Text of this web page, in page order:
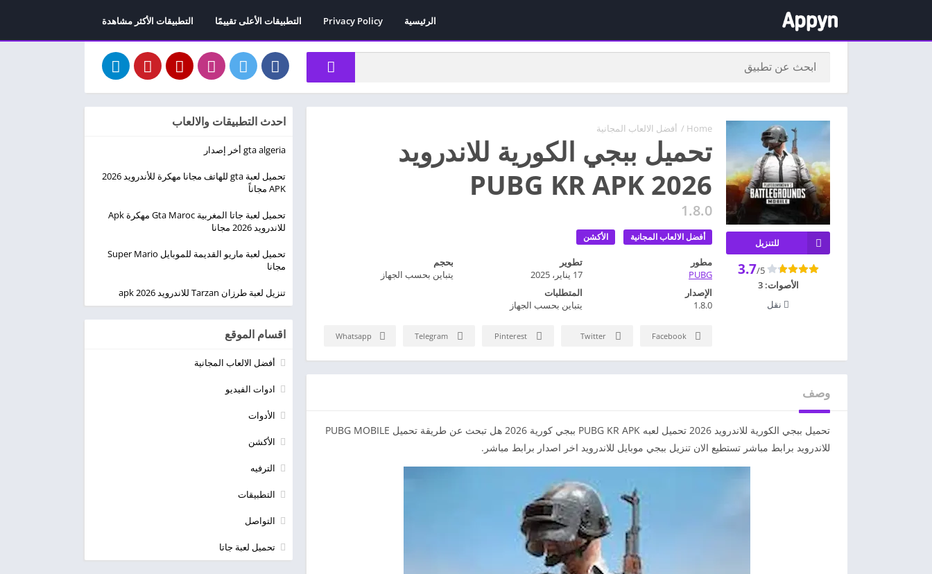
الرئيسية Privacy Policy التطبيقات الأعلى تقييمًا التطبيقات الأكثر مشاهدة
Home
/ أفضل الالعاب المجانية
تحميل ببجي الكورية للاندرويد
PUBG KR APK 2026
1.8.0
أفضل الالعاب المجانية الأكشن
للتنزيل
3.7/5
الأصوات:3
نقل
مطور
PUBG
تطوير
17 يناير، 2025
بحجم
يتباين بحسب الجهاز
الإصدار
1.8.0
المتطلبات
يتباين بحسب الجهاز
Facebook
Twitter
Pinterest
Telegram
Whatsapp
وصف
تحميل ببجي الكورية للاندرويد 2026 تحميل لعبه PUBG KR APK ببجي كورية 2026 هل تبحث عن طريقة تحميل PUBG MOBILE
للاندرويد برابط مباشر تستطيع الان تنزيل ببجي موبايل للاندرويد اخر اصدار برابط مباشر.
احدث التطبيقات والالعاب
gta algeria أخر إصدار
تحميل لعبة gta للهاتف مجانا مهكرة للأندرويد 2026
APK مجاناً
تحميل لعبة جاتا المغربية Gta Maroc مهكرة Apk
للاندرويد 2026 مجانا
تحميل لعبة ماريو القديمة للموبايل Super Mario
مجانا
تنزيل لعبة طرزان Tarzan للاندرويد apk 2026
اقسام الموقع
أفضل الالعاب المجانية
ادوات الفيديو
الأدوات
الأكشن
الترفيه
التطبيقات
التواصل
تحميل لعبة جاتا